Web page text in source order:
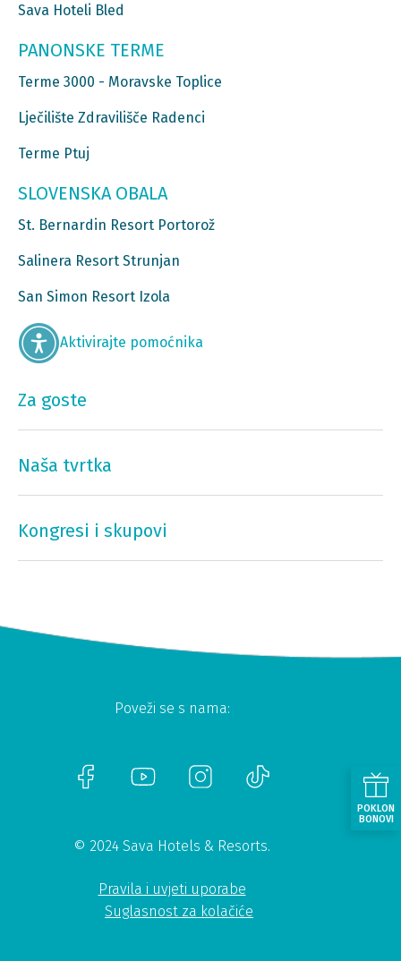
Sava Hoteli Bled
PANONSKE TERME
Terme 3000 - Moravske Toplice
Lječilište Zdravilišče Radenci
Terme Ptuj
SLOVENSKA OBALA
St. Bernardin Resort Portorož
Salinera Resort Strunjan
San Simon Resort Izola
Aktivirajte pomoćnika
Za goste
Naša tvrtka
Kongresi i skupovi
Poveži se s nama:
© 2024 Sava Hotels & Resorts.
Pravila i uvjeti uporabe
Suglasnost za kolačiće
POKLON
BONOVI